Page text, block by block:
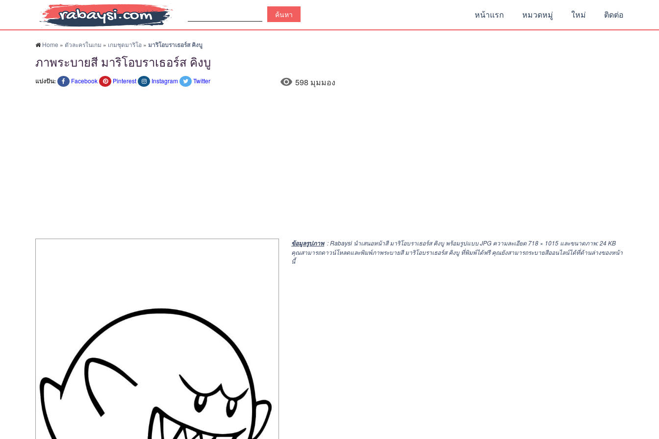
หน้าแรก หมวดหมู่ ใหม่ ติดต่อ
Home » ตัวละครในเกม » เกมชุดมาริโอ » มาริโอบราเธอร์ส คิงบู
ภาพระบายสี มาริโอบราเธอร์ส คิงบู
แบ่งปัน: Facebook Pinterest Instagram Twitter 598 มุมมอง
ข้อมูลรูปภาพ : Rabaysi นำเสนอหน้าสี มาริโอบราเธอร์ส คิงบู พร้อมรูปแบบ JPG ความละเอียด 718 × 1015 และขนาดภาพ: 24 KB
คุณสามารถดาวน์โหลดและพิมพ์ภาพระบายสี มาริโอบราเธอร์ส คิงบู ที่พิมพ์ได้ฟรี คุณยังสามารถระบายสีออนไลน์ได้ที่ด้านล่างของหน้า
นี้